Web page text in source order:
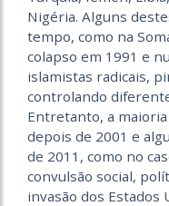
Nigéria. Alguns
tempo, como na
colapso em 1991 e
islamistas radicais,
controlando
Entretanto, a
depois de 2001 e
de 2011, como no
convulsão social,
invasão dos Estados